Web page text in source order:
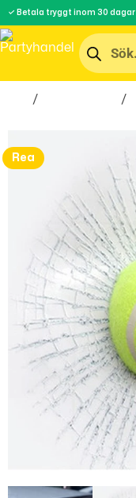
✓ Betala tryggt inom 30 dagar
/ /
Rea